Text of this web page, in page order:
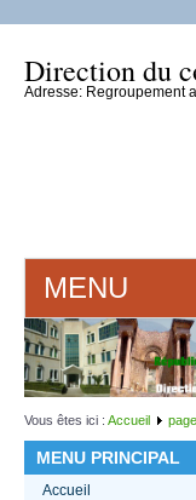
Direction du
Adresse: Regroupement
MENU
ACCUEIL
LIENS WEB
CONTACT
Vous êtes ici : Accueil
MENU PRINCIPAL
Accueil